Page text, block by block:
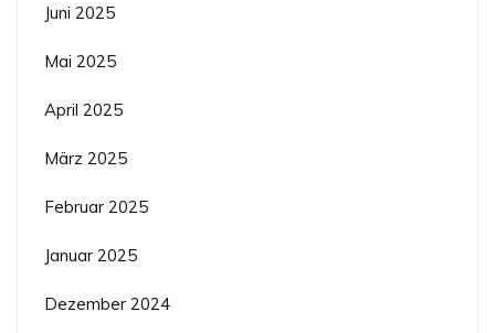
Juni 2025
Mai 2025
April 2025
März 2025
Februar 2025
Januar 2025
Dezember 2024